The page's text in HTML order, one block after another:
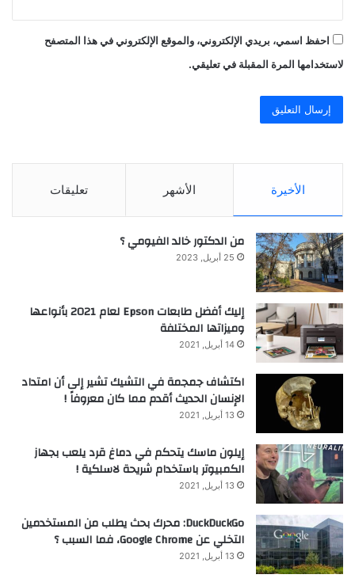
احفظ اسمي، بريدي الإلكتروني، والموقع الإلكتروني في هذا المتصفح
لاستخدامها المرة المقبلة في تعليقي.
الأخيرة الأشهر تعليقات
من الدكتور خالد الفيومي ؟
25 أبريل, 2023
إليك أفضل طابعات Epson لعام 2021 بأنواعها
وميزاتها المختلفة
14 أبريل, 2021
اكتشاف جمجمة في التشيك تشير إلى أن امتداد
الإنسان الحديث أقدم مما كان معروفاً !
13 أبريل, 2021
إيلون ماسك يتحكم في دماغ قرد يلعب بجهاز
الكمبيوتر باستخدام شريحة لاسلكية !
13 أبريل, 2021
DuckDuckGo: محرك بحث يطلب من المستخدمين
التخلي عن Google Chrome، فما السبب ؟
13 أبريل, 2021